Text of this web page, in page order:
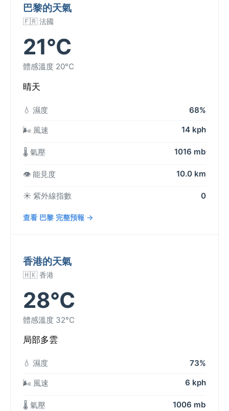
巴黎的天氣
🇫🇷 法國
21°C
體感溫度 20°C
晴天
💧 濕度 68%
🌬️ 風速 14 kph
🌡️ 氣壓 1016 mb
👁️ 能見度 10.0 km
☀️ 紫外線指數 0
查看 巴黎 完整預報 →
香港的天氣
🇭🇰 香港
28°C
體感溫度 32°C
局部多雲
💧 濕度 73%
🌬️ 風速 6 kph
🌡️ 氣壓 1006 mb